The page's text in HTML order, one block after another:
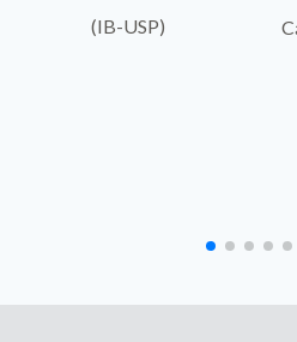
(IB-USP)